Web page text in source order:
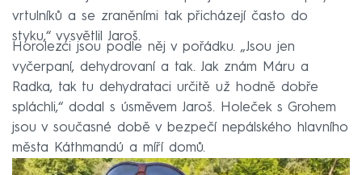
vrtulníků a se zraněními tak přicházejí často do
styku,“ vysvětlil Jaroš.
Horolezci jsou podle něj v pořádku. „Jsou jen
vyčerpaní, dehydrovaní a tak. Jak znám Máru a
Radka, tak tu dehydrataci určitě už hodně dobře
spláchli,“ dodal s úsměvem Jaroš. Holeček s Grohem
jsou v současné době v bezpečí nepálského hlavního
města Káthmandú a míří domů.